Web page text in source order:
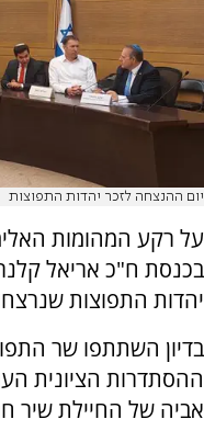
יום ההנצחה לזכר יהדות התפוצות
על רקע המהומות
בכנסת ח"כ אריאל קלנר
יהדות התפוצות
בדיון השתתפו שר
ההסתדרות הציונית
אביה של החיילת שיר